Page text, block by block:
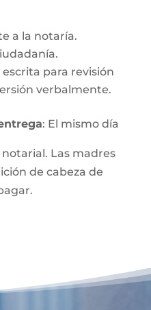
a la notaría.
para revisión
verbalmente.
: El mismo día
Las madres
de cabeza de